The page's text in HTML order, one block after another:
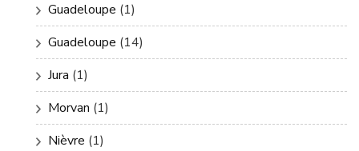
Guadeloupe (1)
Guadeloupe (14)
Jura (1)
Morvan (1)
Nièvre (1)